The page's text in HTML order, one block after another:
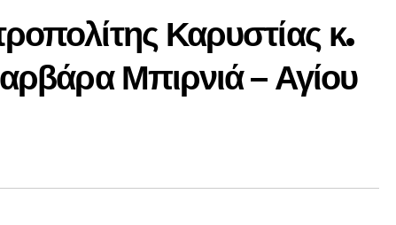
Καρυστίας κ.
Μπιρνιά – Αγίου